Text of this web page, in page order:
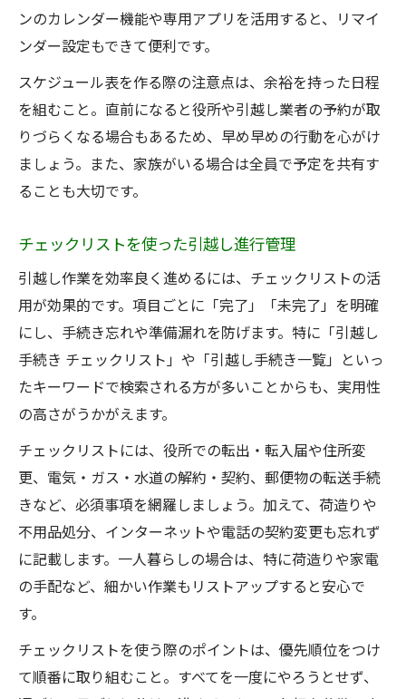
ンのカレンダー機能や専用アプリを活用すると、リマイ
ンダー設定もできて便利です。
スケジュール表を作る際の注意点は、余裕を持った日程
を組むこと。直前になると役所や引越し業者の予約が取
りづらくなる場合もあるため、早め早めの行動を心がけ
ましょう。また、家族がいる場合は全員で予定を共有す
ることも大切です。
チェックリストを使った引越し進行管理
引越し作業を効率良く進めるには、チェックリストの活
用が効果的です。項目ごとに「完了」「未完了」を明確
にし、手続き忘れや準備漏れを防げます。特に「引越し
手続き チェックリスト」や「引越し手続き一覧」といっ
たキーワードで検索される方が多いことからも、実用性
の高さがうかがえます。
チェックリストには、役所での転出・転入届や住所変
更、電気・ガス・水道の解約・契約、郵便物の転送手続
きなど、必須事項を網羅しましょう。加えて、荷造りや
不用品処分、インターネットや電話の契約変更も忘れず
に記載します。一人暮らしの場合は、特に荷造りや家電
の手配など、細かい作業もリストアップすると安心で
す。
チェックリストを使う際のポイントは、優先順位をつけ
て順番に取り組むこと。すべてを一度にやろうとせず、